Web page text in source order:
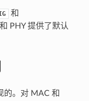
和
PHY 提供了默认
的。对 MAC 和